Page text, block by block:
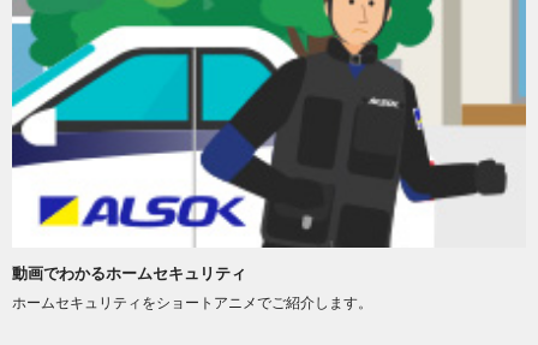
動画でわかるホームセキュリティ
ホームセキュリティをショートアニメでご紹介します。